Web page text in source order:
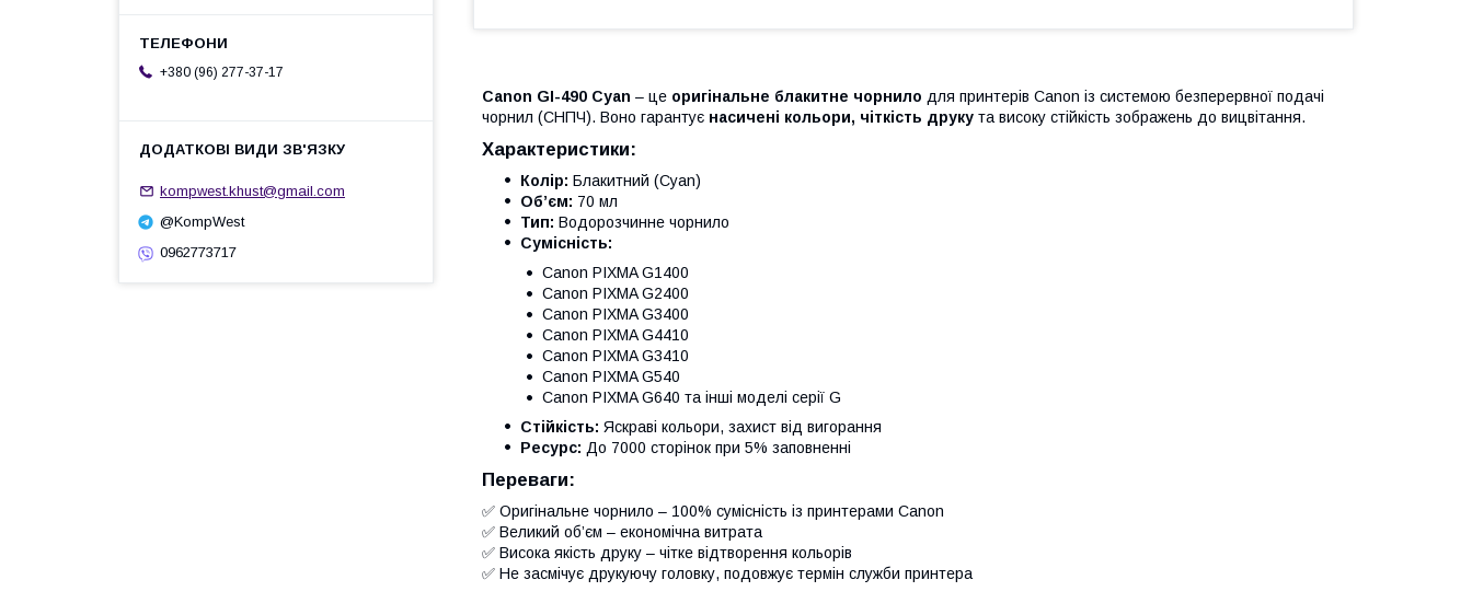
Canon GI-490 Cyan – це оригінальне блакитне чорнило для принтерів Canon із системою безперервної подачі
чорнил (СНПЧ). Воно гарантує насичені кольори, чіткість друку та високу стійкість зображень до вицвітання.
Характеристики:
Колір: Блакитний (Cyan)
Об’єм: 70 мл
Тип: Водорозчинне чорнило
Сумісність:
Canon PIXMA G1400
Canon PIXMA G2400
Canon PIXMA G3400
Canon PIXMA G4410
Canon PIXMA G3410
Canon PIXMA G540
Canon PIXMA G640 та інші моделі серії G
Стійкість: Яскраві кольори, захист від вигорання
Ресурс: До 7000 сторінок при 5% заповненні
Переваги:
✅ Оригінальне чорнило – 100% сумісність із принтерами Canon
✅ Великий об’єм – економічна витрата
✅ Висока якість друку – чітке відтворення кольорів
✅ Не засмічує друкуючу головку, подовжує термін служби принтера
+380 (96) 277-37-17
kompwest.khust@gmail.com
@KompWest
0962773717